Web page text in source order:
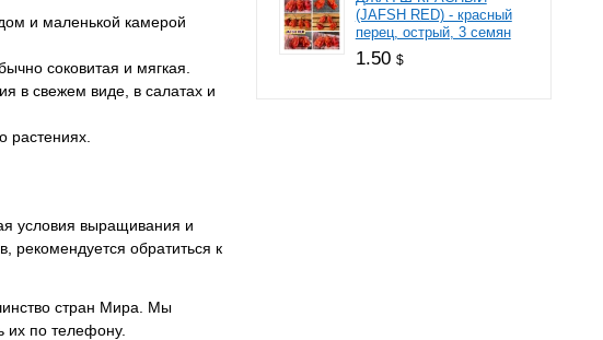
и маленькой камерой
соковитая и мягкая.
в свежем виде, в салатах и
растениях.
условия выращивания и
рекомендуется обратиться к
стран Мира. Мы
их по телефону.
(JAFSH RED) - красный
перец, острый, 3 семян
1.50 $